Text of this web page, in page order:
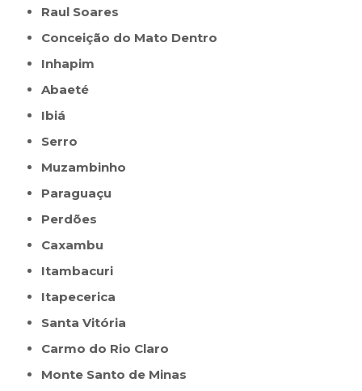
Raul Soares
Conceição do Mato Dentro
Inhapim
Abaeté
Ibiá
Serro
Muzambinho
Paraguaçu
Perdões
Caxambu
Itambacuri
Itapecerica
Santa Vitória
Carmo do Rio Claro
Monte Santo de Minas